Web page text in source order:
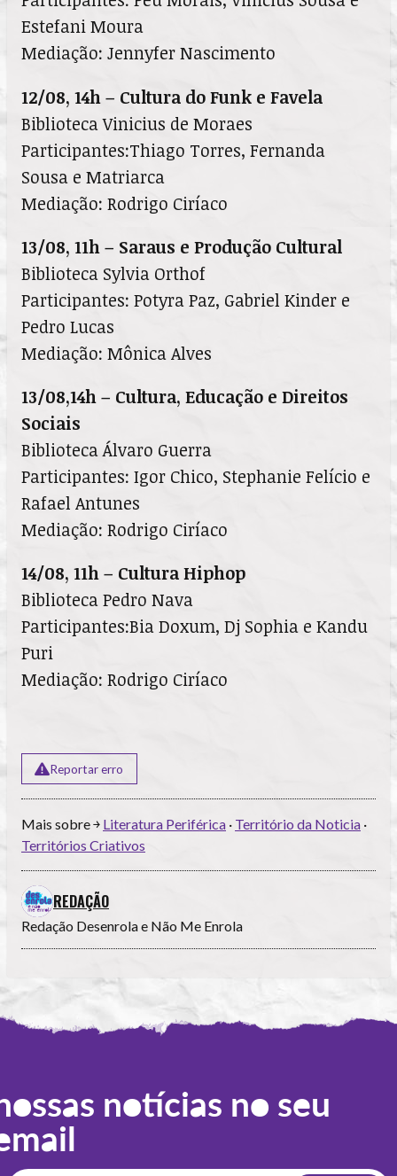
Estefani Moura
Mediação: Jennyfer Nascimento
12/08, 14h – Cultura do Funk e Favela
Biblioteca Vinicius de Moraes
Participantes:Thiago Torres, Fernanda
Sousa e Matriarca
Mediação: Rodrigo Ciríaco
13/08, 11h – Saraus e Produção Cultural
Biblioteca Sylvia Orthof
Participantes: Potyra Paz, Gabriel Kinder e
Pedro Lucas
Mediação: Mônica Alves
13/08,14h – Cultura, Educação e Direitos
Sociais
Biblioteca Álvaro Guerra
Participantes: Igor Chico, Stephanie Felício e
Rafael Antunes
Mediação: Rodrigo Ciríaco
14/08, 11h – Cultura Hiphop
Biblioteca Pedro Nava
Participantes:Bia Doxum, Dj Sophia e Kandu
Puri
Mediação: Rodrigo Ciríaco
Reportar erro
Mais sobre ￫ Literatura Periférica · Território da Noticia ·
Territórios Criativos
REDAÇÃO
Redação Desenrola e Não Me Enrola
notícias no seu